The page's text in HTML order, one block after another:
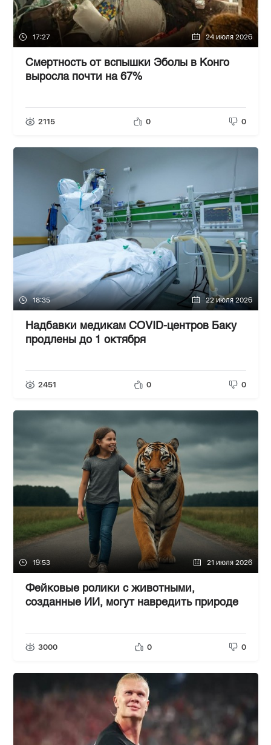
17:27 24 июля 2026
Смертность от вспышки Эболы в Конго
выросла почти на 67%
2115 0 0
18:35 22 июля 2026
Надбавки медикам COVID-центров Баку
продлены до 1 октября
2451 0 0
19:53 21 июля 2026
Фейковые ролики с животными,
созданные ИИ, могут навредить природе
3000 0 0